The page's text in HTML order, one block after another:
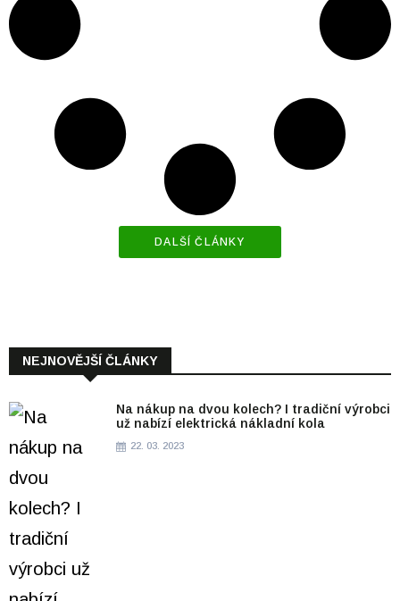
DALŠÍ ČLÁNKY
NEJNOVĚJŠÍ ČLÁNKY
Na nákup na dvou kolech? I tradiční výrobci
už nabízí elektrická nákladní kola
22. 03. 2023